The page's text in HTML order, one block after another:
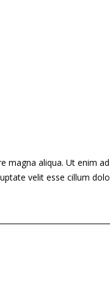
aliqua. Ut enim
velit esse cillum